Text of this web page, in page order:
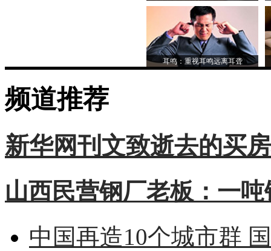
耳鸣：重视耳鸣远离耳聋
频道推荐
新华网刊文致逝去的买
山西民营钢厂老板：一
中国再造10个城市群